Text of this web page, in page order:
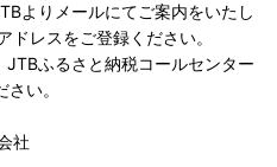
よりメールにてご案内をいたし
ドレスをご登録ください。
ふるさと納税コールセンター
い。
社